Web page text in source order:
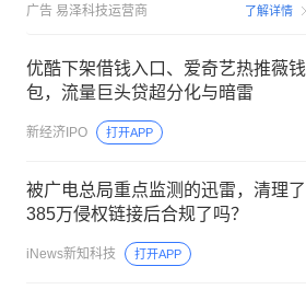
广告 易泽科技运营商 了解详情
优酷下架借钱入口、爱奇艺热推薇钱
包，流量巨头贷超分化与暗雷
新经济IPO 打开APP
被广电总局重点监测的迅雷，清理了
385万侵权链接后合规了吗？
iNews新知科技 打开APP